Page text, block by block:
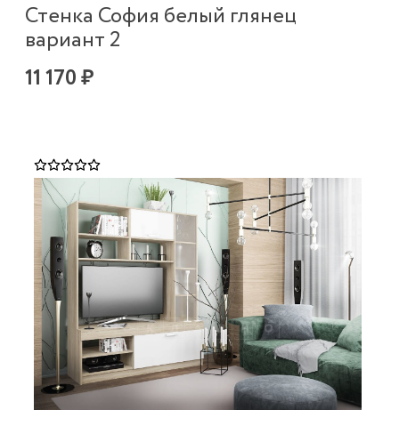
Стенка София белый глянец
вариант 2
11 170 ₽